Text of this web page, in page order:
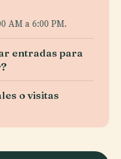
AM a 6:00 PM.
entradas para
o visitas